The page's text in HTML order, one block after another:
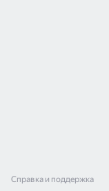
Справка и поддержка